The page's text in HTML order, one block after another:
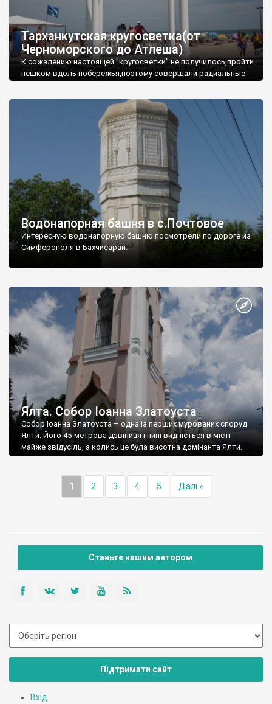
Тарханкутская кругосветка(от
Черноморского до Атлеша)
К сожалению настоящей "кругосветки" не получилось,пройти
пешком вдоль побережья,поэтому совершали радиальные
Водонапорная башня в с.Почтовое
Интересную водонапорную башню посмотрели по дороге из
Симферополя в Бахчисарай.
Ялта. Собор Іоанна Златоуста
Собор Іоанна Златоуста – одна із перших мурованих споруд
Ялти. Його 45-метрова дзвіниця і нині видніється в місті
майже звідусіль, а колись це була висотна домінанта Ялти.
1 2 3 4 5 Далі »
Станьте нашим автором
Підтримати сайт
Вхід